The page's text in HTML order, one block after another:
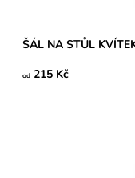
ŠÁL NA STŮL
od 215 Kč